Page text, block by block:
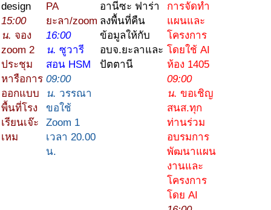
design
15:00
น. จอง
zoom 2
ประชุม
หารือการ
ออกแบบ
พื้นที่โรง
เรียนเจ๊ะ
เหม
PA
ยะลา/zoom
16:00
น. ซูวารี
สอน HSM
09:00
น. วรรณา
ขอใช้
Zoom 1
เวลา 20.00
น.
อานีซะ ฟาร่า
ลงพื้นที่คืน
ข้อมูลให้กับ
อบจ.ยะลาและ
ปัตตานี
การจัดทำ
แผนและ
โครงการ
โดยใช้ AI
ห้อง 1405
09:00
น. ขอเชิญ
สนส.ทุก
ท่านร่วม
อบรมการ
พัฒนาแผน
งานและ
โครงการ
โดย AI